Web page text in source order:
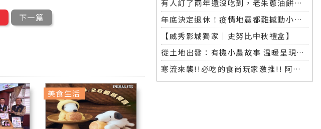
下一篇
美食生活
有人訂了兩年還沒吃到，老朱蔥油餅供不應求
年底決定退休！疫情地震都難撼動小廣東香酥烤鴨！花蓮的燒臘傳奇，
【威秀影城獨家｜史努比中秋禮盒】
從土地出發：有機小農故事 温暖呈現土地與農人的力量
寒流來襲!!必吃的食尚玩家激推!! 阿德師烏骨雞健康廚房 花蓮火鍋推薦「阿德師烏骨雞火鍋」